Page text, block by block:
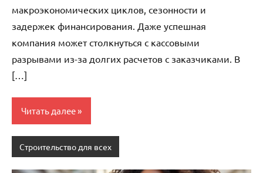
макроэкономических циклов, сезонности и
задержек финансирования. Даже успешная
компания может столкнуться с кассовыми
разрывами из-за долгих расчетов с заказчиками. В
[…]
Читать далее
Строительство для всех